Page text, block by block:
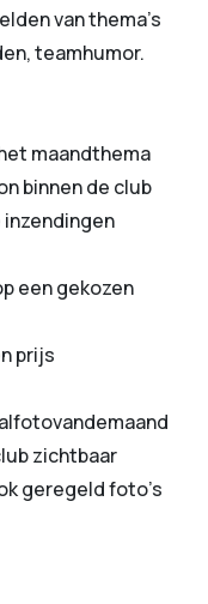
van thema’s
teamhumor.
maandthema
binnen de club
een gekozen
prijs
zichtbaar
geregeld foto’s